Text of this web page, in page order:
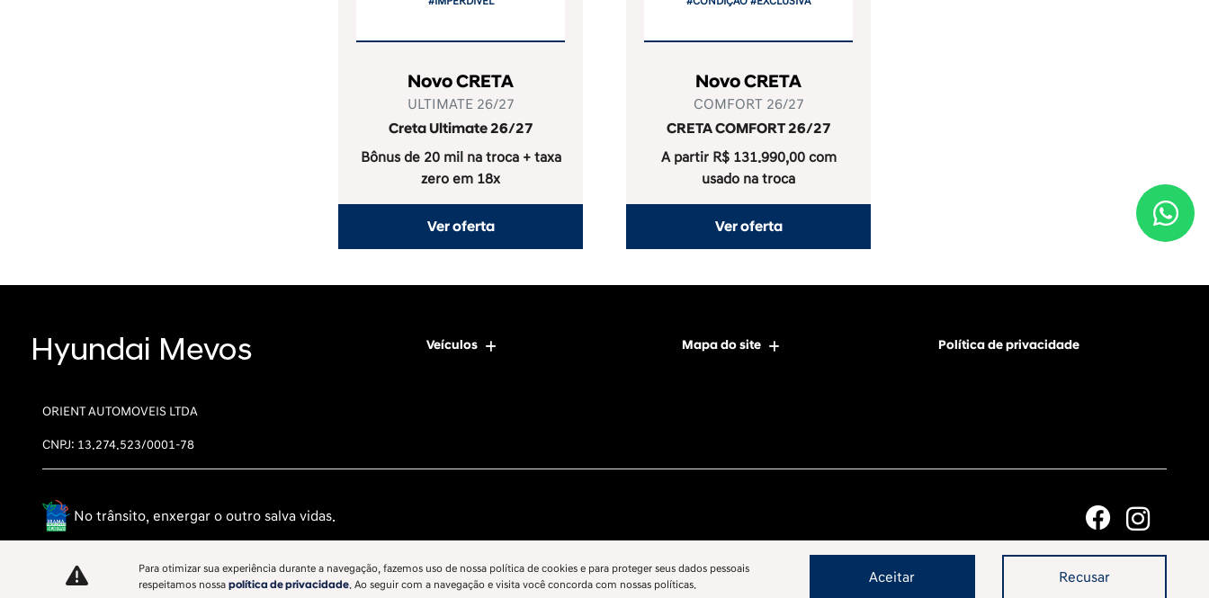
Novo CRETA
ULTIMATE 26/27
Creta Ultimate 26/27
Bônus de 20 mil na troca + taxa
zero em 18x
Ver oferta
Novo CRETA
COMFORT 26/27
CRETA COMFORT 26/27
A partir R$ 131.990,00 com
usado na troca
Ver oferta
Veículos Mapa do site Política de privacidade
ORIENT AUTOMOVEIS LTDA
CNPJ: 13.274.523/0001-78
No trânsito, enxergar o outro salva vidas.
Desenvolvido pela DEALERSPACE ® Direitos Reservados.
Para otimizar sua experiência durante a navegação, fazemos uso de nossa política de cookies e para proteger seus dados pessoais
respeitamos nossa política de privacidade. Ao seguir com a navegação e visita você concorda com nossas políticas. Aceitar Recusar